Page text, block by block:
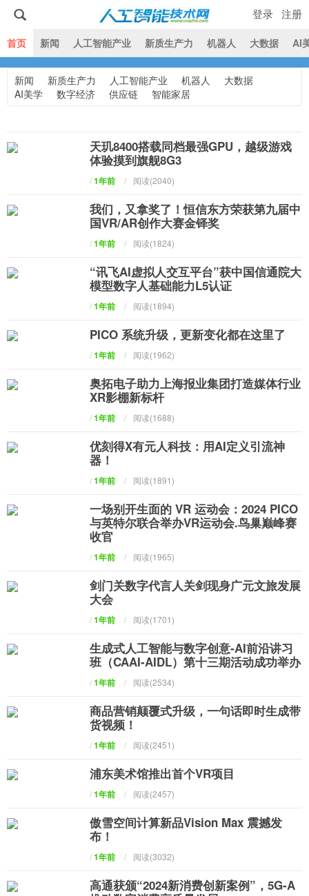
人工智能技术网
首页 新闻 人工智能产业 新质生产力 机器人 大数据 AI
登录 注册
新闻 新质生产力 人工智能产业 机器人
大数据
AI美学
数字经济 供应链 智能家居
天玑8400搭载同档最强GPU，越级游戏
体验摸到旗舰8G3
/1年前 / 阅读(2040)
我们，又拿奖了！恒信东方荣获第九届中
国VR/AR创作大赛金铎奖
/1年前 / 阅读(1824)
“讯飞AI虚拟人交互平台”获中国信通院大
模型数字人基础能力L5认证
/1年前 / 阅读(1894)
PICO 系统升级，更新变化都在这里了
/1年前 / 阅读(1962)
奥拓电子助力上海报业集团打造媒体行业
XR影棚新标杆
/1年前 / 阅读(1688)
优刻得X有元人科技：用AI定义引流神
器！
/1年前 / 阅读(1891)
一场别开生面的 VR 运动会：2024 PICO
与英特尔联合举办VR运动会.鸟巢巅峰赛
收官
/1年前 / 阅读(1965)
剑门关数字代言人关剑现身广元文旅发展
大会
/1年前 / 阅读(1701)
生成式人工智能与数字创意-AI前沿讲习
班（CAAI-AIDL）第十三期活动成功举办
/1年前 / 阅读(2534)
商品营销颠覆式升级，一句话即时生成带
货视频！
/1年前 / 阅读(2451)
浦东美术馆推出首个VR项目
/1年前 / 阅读(2457)
傲雪空间计算新品Vision Max 震撼发
布！
/1年前 / 阅读(3032)
高通获颁“2024新消费创新案例”，5G-A